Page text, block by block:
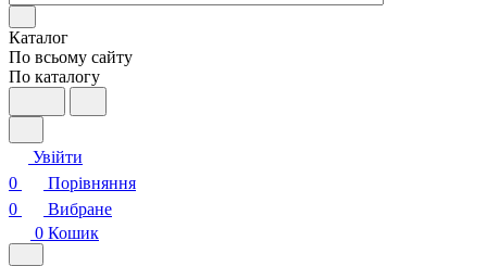
Каталог
По всьому сайту
По каталогу
Увійти
0
Порівняння
0
Вибране
0 Кошик